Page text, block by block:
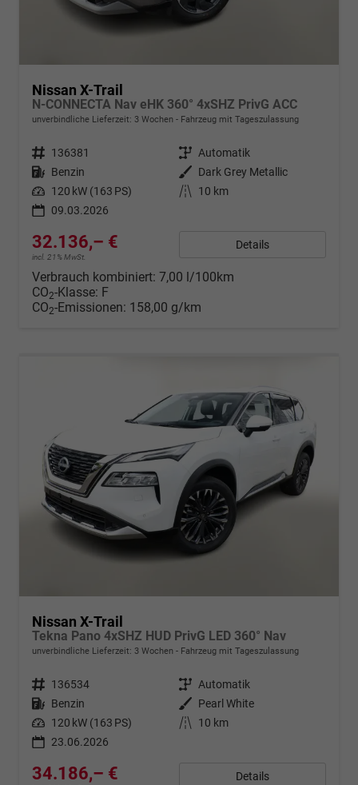
Nissan X-Trail
N-CONNECTA Nav eHK 360° 4xSHZ PrivG ACC
unverbindliche Lieferzeit: 3 Wochen Fahrzeug mit Tageszulassung
Fahrzeugnr. 136381 Getriebe Automatik
Kraftstoff Benzin Außenfarbe Dark Grey Metallic
Leistung 120 kW (163 PS) Kilometerstand
10 km
09.03.2026
32.136,– €
incl. 21% MwSt.
Details
Verbrauch kombiniert: 7,00 l/100km
CO2-Klasse: F
CO2-Emissionen: 158,00 g/km
Nissan X-Trail
Tekna Pano 4xSHZ HUD PrivG LED 360° Nav
unverbindliche Lieferzeit: 3 Wochen Fahrzeug mit Tageszulassung
Fahrzeugnr. 136534 Getriebe Automatik
Kraftstoff Benzin Außenfarbe Pearl White
Leistung 120 kW (163 PS) Kilometerstand
10 km
23.06.2026
34.186,– € Details